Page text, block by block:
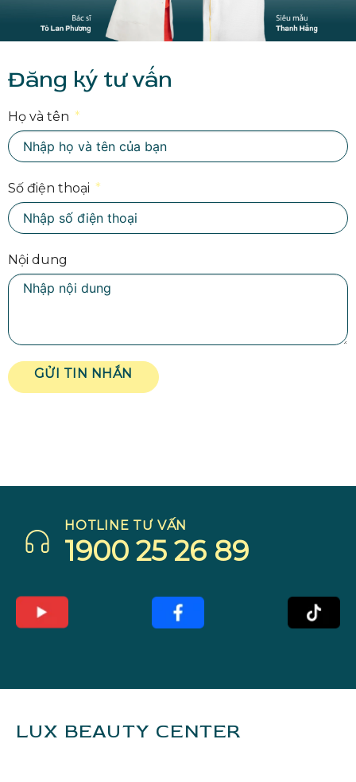
Đăng ký tư vấn
Họ và tên
Số điện thoại
Nội dung
GỬI TIN NHẮN
HOTLINE TƯ VẤN
1900 25 26 89
LUX BEAUTY CENTER